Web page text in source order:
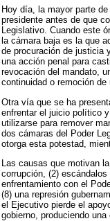
Hoy día, la mayor parte
presidente antes de que
Legislativo. Cuando este
la cámara baja es la que
de procuración de justicia
una acción penal para
revocación del mandato,
continuidad o remoción de
Otra vía que se ha
enfrentar el juicio político
utilizarse para remover
dos cámaras del Poder
otorga esta potestad,
Las causas que motivan
corrupción, (2)
enfrentamiento con el
(8) una represión
el Ejecutivo pierde el
gobierno, produciendo